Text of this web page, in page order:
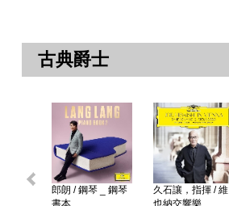
古典爵士
郎朗 / 鋼琴 _ 鋼琴
書本 ...
久石讓，指揮 / 維
也納交響樂...